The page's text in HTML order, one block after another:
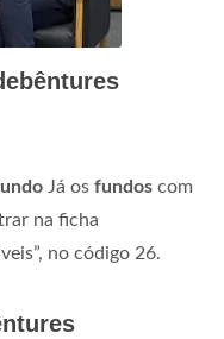
Já os fundos com
na ficha
no código 26.